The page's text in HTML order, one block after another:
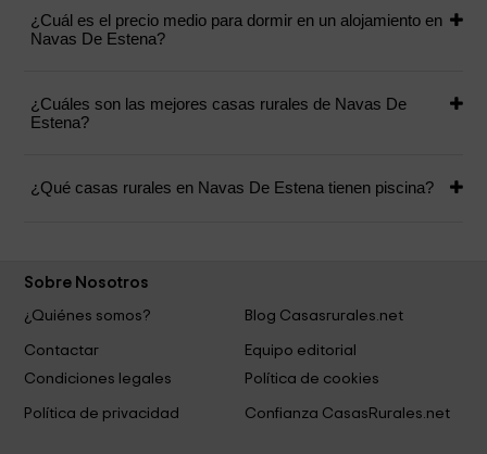
¿Cuál es el precio medio para dormir en un alojamiento en
Navas De Estena?
¿Cuáles son las mejores casas rurales de Navas De
Estena?
¿Qué casas rurales en Navas De Estena tienen piscina?
Sobre Nosotros
¿Quiénes somos?
Blog Casasrurales.net
Contactar
Equipo editorial
Condiciones legales
Política de cookies
Política de privacidad Confianza CasasRurales.net